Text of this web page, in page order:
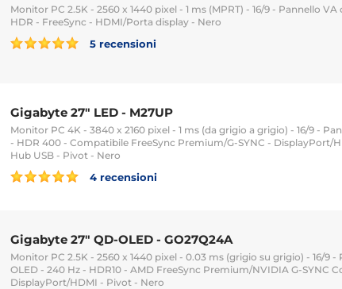
Monitor PC 2.5K - 2560 x 1440 pixel - 1 ms (MPRT) - 16/9 - Pannello VA
HDR - FreeSync - HDMI/Porta display - Nero
5 recensioni
Gigabyte 27" LED - M27UP
Monitor PC 4K - 3840 x 2160 pixel - 1 ms (da grigio a grigio) - 16/9 -
- HDR 400 - Compatibile FreeSync Premium/G-SYNC - DisplayPort/
Hub USB - Pivot - Nero
4 recensioni
Gigabyte 27" QD-OLED - GO27Q24A
Monitor PC 2.5K - 2560 x 1440 pixel - 0.03 ms (grigio su grigio) - 16/9 -
OLED - 240 Hz - HDR10 - AMD FreeSync Premium/NVIDIA G-SYNC
DisplayPort/HDMI - Pivot - Nero